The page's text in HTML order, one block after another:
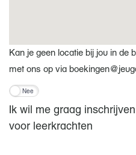
Kan je geen locatie bij jou in de
met ons op via
Nee
Ik wil me graag
voor leerkrachten